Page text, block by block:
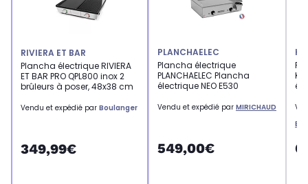
RIVIERA ET BAR
Plancha électrique RIVIERA
ET BAR PRO QPL800 inox 2
brûleurs à poser, 48x38 cm
Vendu et expédié par Boulanger
349,99€
PLANCHAELEC
Plancha électrique
PLANCHAELEC Plancha
électrique NEO E530
Vendu et expédié par MIRICHAUD
549,00€